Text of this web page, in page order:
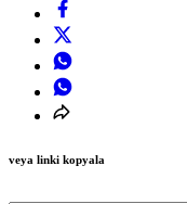
veya linki kopyala